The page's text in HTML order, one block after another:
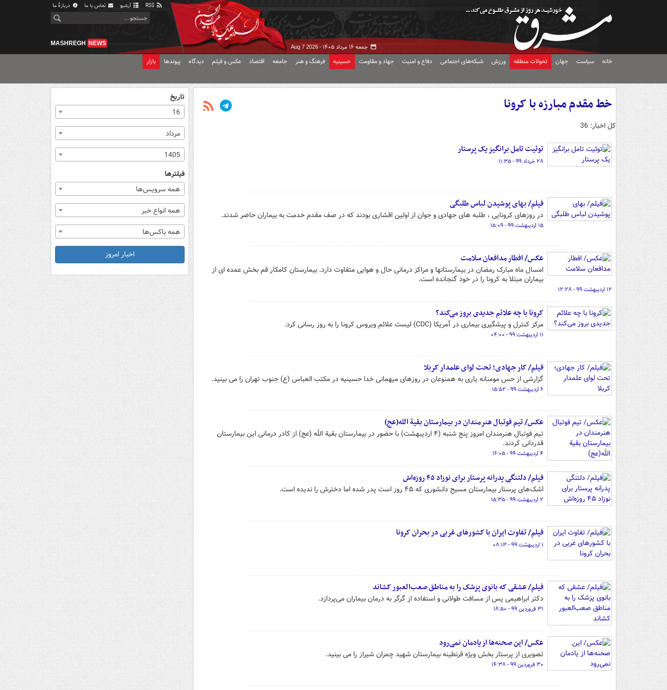
آرشیو تماس با ما دربارهٔ ما
جمعه ۱۶ مرداد ۱۴۰۵ - Aug 7 2026
MASHREGH NEWS
خانه سیاست جهان تحولات منطقه ورزش شبکه‌های اجتماعی دفاع و امنیت جهاد و مقاومت حسینیه فرهنگ و هنر جامعه اقتصاد عکس و فیلم دیدگاه پیوندها بازار
خط مقدم مبارزه با کرونا
کل اخبار: 36
توئیت تامل برانگیز یک پرستار
۲۸ خرداد ۹۹ - ۱۱:۳۵
فیلم/ بهای پوشیدن لباس طلبگی
در روزهای کرونایی ، طلبه های جهادی و جوان از اولین اقشاری بودند که در صف مقدم خدمت به بیماران حاضر شدند.
۱۵ اردیبهشت ۹۹ - ۱۵:۰۹
عکس/ افطار مدافعان سلامت
امسال ماه مبارک رمضان در بیمارستانها و مراکز درمانی حال و هوایی متفاوت دارد. بیمارستان کامکار قم بخش عمده ای از
بیماران مبتلا به کرونا را در خود گنجانده است.
۱۲ اردیبهشت ۹۹ - ۱۲:۲۸
کرونا با چه علائم جدیدی بروز می‌کند؟
مرکز کنترل و پیشگیری بیماری در آمریکا (CDC) لیست علائم ویروس کرونا را به روز رسانی کرد.
۱۱ اردیبهشت ۹۹ - ۰۴:۰۰
فیلم/ کار جهادی؛ تحت لوای علمدار کربلا
گزارشی از حس مومنانه یاری به همنوعان در روزهای میهمانی خدا حسینیه در مکتب العباس (ع) جنوب تهران را می بینید.
۶ اردیبهشت ۹۹ - ۱۵:۵۲
عکس/ تیم فوتبال هنرمندان در بیمارستان بقیة الله(عج)
تیم فوتبال هنرمندان امروز پنج شنبه (۴ اردیبهشت) با حضور در بیمارستان بقیة الله (عج) از کادر درمانی این بیمارستان
قدردانی کردند.
۴ اردیبهشت ۹۹ - ۱۶:۰۵
فیلم/ دلتنگی پدرانه پرستار برای نوزاد ۴۵ روزه‌اش
اشک‌های پرستار بیمارستان مسیح دانشوری که ۴۵ روز است پدر شده اما دخترش را ندیده است.
۲ اردیبهشت ۹۹ - ۱۵:۳۵
فیلم/ تفاوت ایران با کشورهای غربی در بحران کرونا
۱ اردیبهشت ۹۹ - ۰۸:۱۳
فیلم/ عشقی که بانوی پزشک را به مناطق صعب‌العبور کشاند
دکتر ابراهیمی پس از مسافت طولانی و استفاده از گرگر به درمان بیماران می‌پردازد.
۳۱ فروردین ۹۹ - ۱۸:۵۰
عکس/ این صحنه‌ها از یادمان نمی‌رود
تصویری از پرستار بخش ویژه قرنطینه بیمارستان شهید چمران شیراز را می بینید.
۳۰ فروردین ۹۹ - ۱۴:۳۸
تاریخ
16
مرداد
1405
فیلترها
همه سرویس‌ها
همه انواع خبر
همه باکس‌ها
اخبار امروز